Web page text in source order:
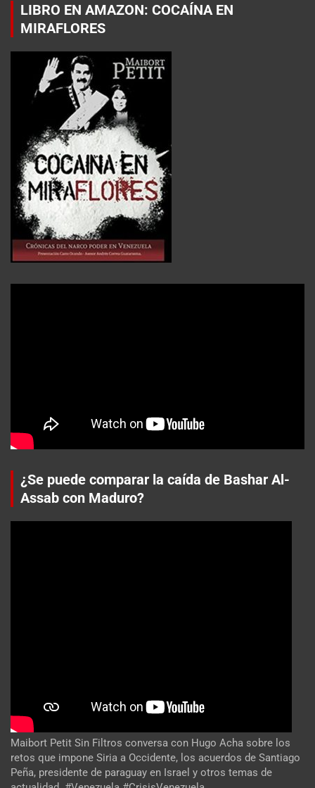
LIBRO EN AMAZON: COCAÍNA EN
MIRAFLORES
¿Se puede comparar la caída de Bashar Al-
Assab con Maduro?
Maibort Petit Sin Filtros conversa con Hugo Acha sobre los
retos que impone Siria a Occidente, los acuerdos de Santiago
Peña, presidente de paraguay en Israel y otros temas de